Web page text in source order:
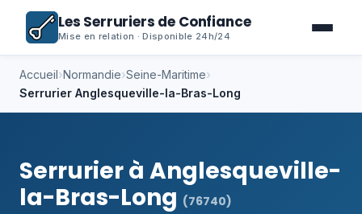
Les Serruriers de Confiance
Mise en relation · Disponible 24h/24
Accueil›Normandie›Seine-Maritime›
Serrurier Anglesqueville-la-Bras-Long
Serrurier à Anglesqueville-
la-Bras-Long (76740)